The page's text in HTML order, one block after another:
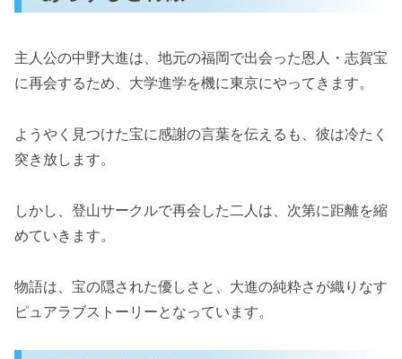
主人公の中野大進は、地元の福岡で出会った恩人・志賀宝
に再会するため、大学進学を機に東京にやってきます。
ようやく見つけた宝に感謝の言葉を伝えるも、彼は冷たく
突き放します。
しかし、登山サークルで再会した二人は、次第に距離を縮
めていきます。
物語は、宝の隠された優しさと、大進の純粋さが織りなす
ピュアラブストーリーとなっています。